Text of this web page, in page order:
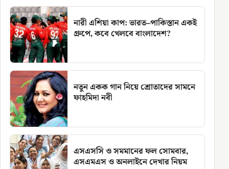
নারী এশিয়া কাপ: ভারত–পাকিস্তান একই
গ্রুপে, কবে খেলবে বাংলাদেশ?
নতুন একক গান নিয়ে শ্রোতাদের সামনে
ফাহমিদা নবী
এসএসসি ও সমমানের ফল সোমবার,
এসএমএস ও অনলাইনে দেখার নিয়ম